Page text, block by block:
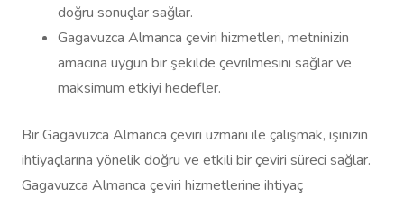
doğru sonuçlar sağlar.
Gagavuzca Almanca çeviri hizmetleri, metninizin
amacına uygun bir şekilde çevrilmesini sağlar ve
maksimum etkiyi hedefler.
Bir Gagavuzca Almanca çeviri uzmanı ile çalışmak, işinizin
ihtiyaçlarına yönelik doğru ve etkili bir çeviri süreci sağlar.
Gagavuzca Almanca çeviri hizmetlerine ihtiyaç